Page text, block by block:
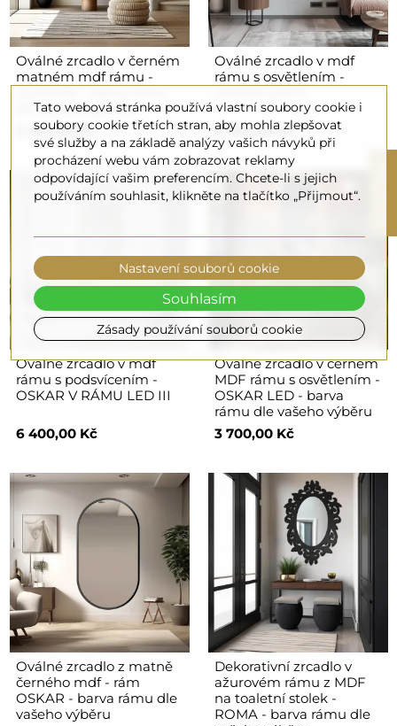
Oválné zrcadlo v černém
matném mdf rámu -
dle vašeho výběru
2 300,00 Kč
Oválné zrcadlo v mdf
rámu s osvětlením -
6 400,00 Kč
Oválné zrcadlo v mdf
rámu s podsvícením -
OSKAR V RÁMU LED III
6 400,00 Kč
Oválné zrcadlo v černém
MDF rámu s osvětlením -
OSKAR LED - barva
rámu dle vašeho výběru
3 700,00 Kč
Oválné zrcadlo z matně
černého mdf - rám
OSKAR - barva rámu dle
vašeho výběru
Dekorativní zrcadlo v
ažurovém rámu z MDF
na toaletní stolek -
ROMA - barva rámu dle
Tato webová stránka používá vlastní soubory cookie i
soubory cookie třetích stran, aby mohla zlepšovat
své služby a na základě analýzy vašich návyků při
procházení webu vám zobrazovat reklamy
odpovídající vašim preferencím. Chcete-li s jejich
používáním souhlasit, klikněte na tlačítko „Přijmout“.
Zásady používání souborů cookie
Nastavení souborů cookie
Souhlasím